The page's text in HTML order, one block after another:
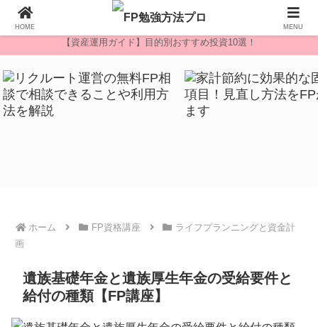
【資産運用ガイド】目的別おすすめ投資10選！
ホーム FP資格講座
ライフプランニングと資金計
画
遺族基礎年金と遺族厚生年金の受給要件と
給付の種類【FP講座】
HOME MENU